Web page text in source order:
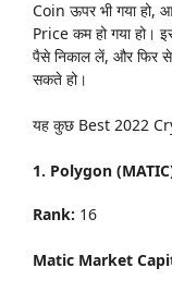
Coin ऊपर भी गया हो,
Price कम हो गया हो।
पैसे निकाल लें, और फिर
सकते हो।
यह कुछ Best 2022
1. Polygon
Rank: 16
Matic Market